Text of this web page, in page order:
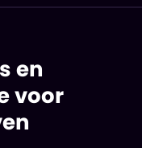
en
voor